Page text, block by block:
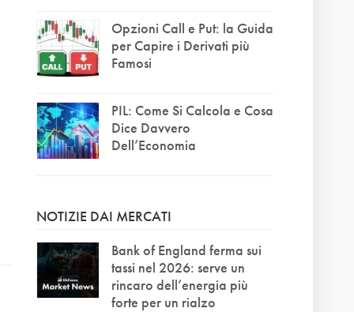
Opzioni Call e Put: la Guida
per Capire i Derivati più
Famosi
PIL: Come Si Calcola e Cosa
Dice Davvero
Dell’Economia
NOTIZIE DAI MERCATI
Bank of England ferma sui
tassi nel 2026: serve un
rincaro dell’energia più
forte per un rialzo